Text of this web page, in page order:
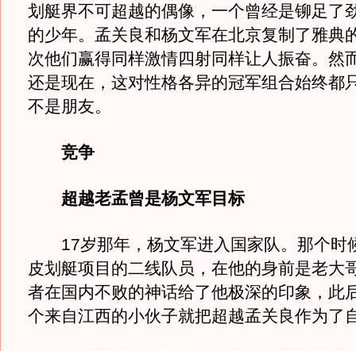
划艇界不可超越的偶像，一个曾经是铆足了
的少年。孟关良和杨文军在北京复制了雅典
次他们赢得同样激情四射同样让人振奋。然
还是现在，这对性格各异的冠军组合始终都
不是朋友。
竞争
超越老孟曾是杨文军目标
17岁那年，杨文军进入国家队。那个时
皮划艇项目的二线队员，在他的身前是老大
者在国内不败的神话给了他极深的印象，此
个来自江西的小伙子就把超越孟关良作为了